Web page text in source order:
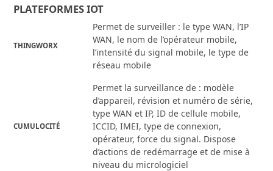
PLATEFORMES IOT
THINGWORX
Permet de surveiller : le type WAN, l’IP
WAN, le nom de l’opérateur mobile,
l’intensité du signal mobile, le type de
réseau mobile
CUMULOCITÉ
Permet la surveillance de : modèle
d’appareil, révision et numéro de série,
type WAN et IP, ID de cellule mobile,
ICCID, IMEI, type de connexion,
opérateur, force du signal. Dispose
d’actions de redémarrage et de mise à
niveau du micrologiciel